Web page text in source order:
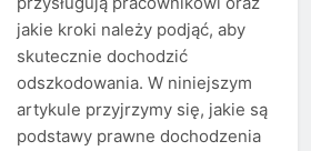
jakie kroki należy podjąć, aby
skutecznie dochodzić
odszkodowania. W niniejszym
artykule przyjrzymy się, jakie są
podstawy prawne dochodzenia